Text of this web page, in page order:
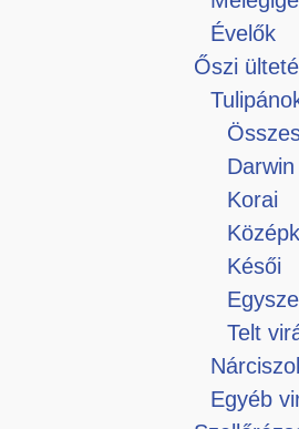
Évelők
Őszi
Korai
Késői
Telt
Egyéb